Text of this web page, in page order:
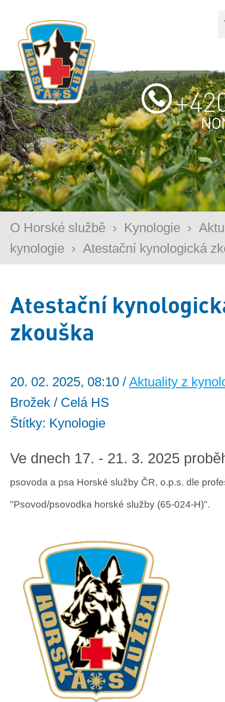
O Horské službě › Kynologie ›
kynologie › Atestační kynologická
Atestační
zkouška
20. 02. 2025, 08:10 / Aktuality z
Brožek / Celá HS
Štítky: Kynologie
Ve dnech 17. - 21. 3. 2025
psovoda a psa Horské služby ČR, o.p.s. dle
"Psovod/psovodka horské služby (65-024-H)".